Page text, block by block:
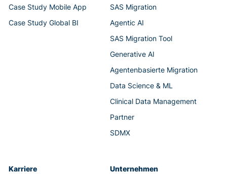
Case Study Mobile App
Case Study Global BI
SAS Migration
Agentic AI
SAS Migration Tool
Generative AI
Agentenbasierte Migration
Data Science & ML
Clinical Data Management
Partner
SDMX
Karriere Unternehmen